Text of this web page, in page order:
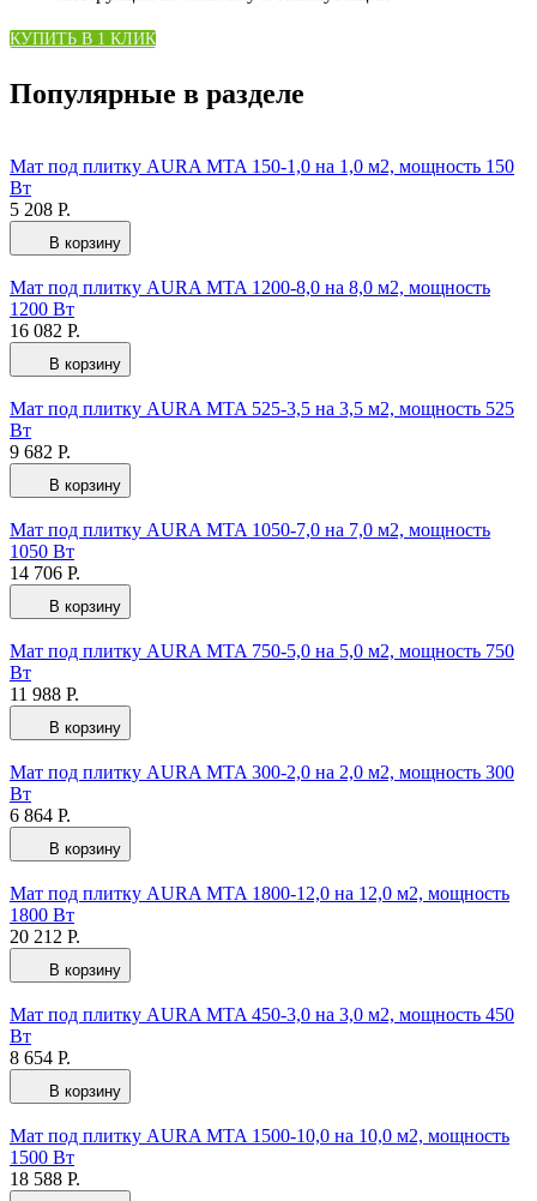
КУПИТЬ В 1 КЛИК
Популярные в разделе
Мат под плитку AURA MTA 150-1,0 на 1,0 м2, мощность 150
Вт
5 208 Р.
В корзину
Мат под плитку AURA MTA 1200-8,0 на 8,0 м2, мощность
1200 Вт
16 082 Р.
В корзину
Мат под плитку AURA MTA 525-3,5 на 3,5 м2, мощность 525
Вт
9 682 Р.
В корзину
Мат под плитку AURA MTA 1050-7,0 на 7,0 м2, мощность
1050 Вт
14 706 Р.
В корзину
Мат под плитку AURA MTA 750-5,0 на 5,0 м2, мощность 750
Вт
11 988 Р.
В корзину
Мат под плитку AURA MTA 300-2,0 на 2,0 м2, мощность 300
Вт
6 864 Р.
В корзину
Мат под плитку AURA MTA 1800-12,0 на 12,0 м2, мощность
1800 Вт
20 212 Р.
В корзину
Мат под плитку AURA MTA 450-3,0 на 3,0 м2, мощность 450
Вт
8 654 Р.
В корзину
Мат под плитку AURA MTA 1500-10,0 на 10,0 м2, мощность
1500 Вт
18 588 Р.